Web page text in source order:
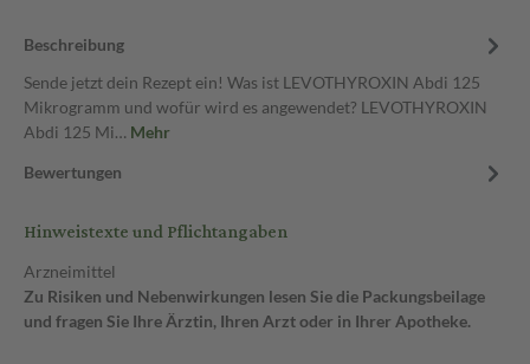
Beschreibung
Sende jetzt dein Rezept ein! Was ist LEVOTHYROXIN Abdi 125
Mikrogramm und wofür wird es angewendet? LEVOTHYROXIN
Abdi 125 Mi… Mehr
Bewertungen
Hinweistexte und Pflichtangaben
Arzneimittel
Zu Risiken und Nebenwirkungen lesen Sie die Packungsbeilage
und fragen Sie Ihre Ärztin, Ihren Arzt oder in Ihrer Apotheke.